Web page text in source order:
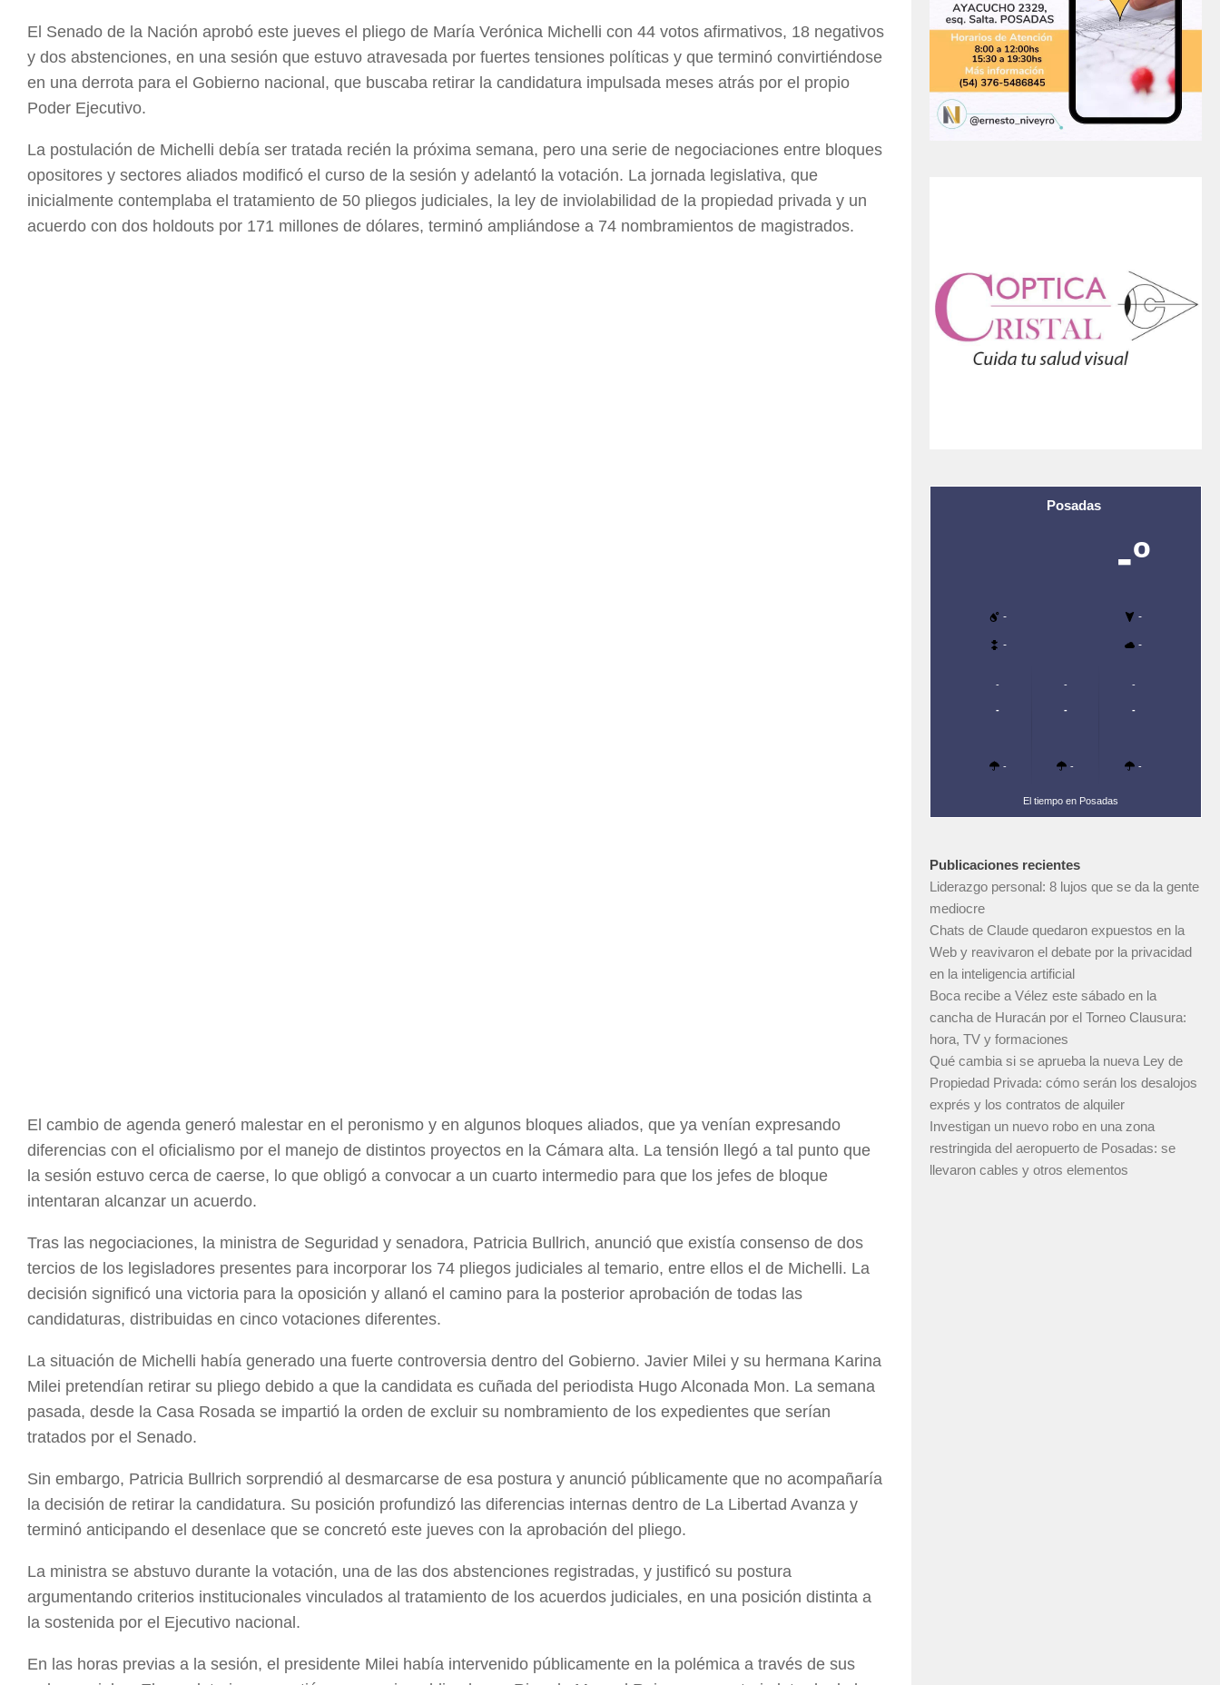
El Senado de la Nación aprobó este jueves el pliego de María Verónica Michelli con 44 votos afirmativos, 18 negativos
y dos abstenciones, en una sesión que estuvo atravesada por fuertes tensiones políticas y que terminó convirtiéndose
en una derrota para el Gobierno nacional, que buscaba retirar la candidatura impulsada meses atrás por el propio
Poder Ejecutivo.
La postulación de Michelli debía ser tratada recién la próxima semana, pero una serie de negociaciones entre bloques
opositores y sectores aliados modificó el curso de la sesión y adelantó la votación. La jornada legislativa, que
inicialmente contemplaba el tratamiento de 50 pliegos judiciales, la ley de inviolabilidad de la propiedad privada y un
acuerdo con dos holdouts por 171 millones de dólares, terminó ampliándose a 74 nombramientos de magistrados.
El cambio de agenda generó malestar en el peronismo y en algunos bloques aliados, que ya venían expresando
diferencias con el oficialismo por el manejo de distintos proyectos en la Cámara alta. La tensión llegó a tal punto que
la sesión estuvo cerca de caerse, lo que obligó a convocar a un cuarto intermedio para que los jefes de bloque
intentaran alcanzar un acuerdo.
Tras las negociaciones, la ministra de Seguridad y senadora, Patricia Bullrich, anunció que existía consenso de dos
tercios de los legisladores presentes para incorporar los 74 pliegos judiciales al temario, entre ellos el de Michelli. La
decisión significó una victoria para la oposición y allanó el camino para la posterior aprobación de todas las
candidaturas, distribuidas en cinco votaciones diferentes.
La situación de Michelli había generado una fuerte controversia dentro del Gobierno. Javier Milei y su hermana Karina
Milei pretendían retirar su pliego debido a que la candidata es cuñada del periodista Hugo Alconada Mon. La semana
pasada, desde la Casa Rosada se impartió la orden de excluir su nombramiento de los expedientes que serían
tratados por el Senado.
Sin embargo, Patricia Bullrich sorprendió al desmarcarse de esa postura y anunció públicamente que no acompañaría
la decisión de retirar la candidatura. Su posición profundizó las diferencias internas dentro de La Libertad Avanza y
terminó anticipando el desenlace que se concretó este jueves con la aprobación del pliego.
La ministra se abstuvo durante la votación, una de las dos abstenciones registradas, y justificó su postura
argumentando criterios institucionales vinculados al tratamiento de los acuerdos judiciales, en una posición distinta a
la sostenida por el Ejecutivo nacional.
En las horas previas a la sesión, el presidente Milei había intervenido públicamente en la polémica a través de sus
Posadas
-º
- -
- -
-
-
-
-
-
-
-
-
-
El tiempo en Posadas
Publicaciones recientes
Liderazgo personal: 8 lujos que se da la gente
mediocre
Chats de Claude quedaron expuestos en la
Web y reavivaron el debate por la privacidad
en la inteligencia artificial
Boca recibe a Vélez este sábado en la
cancha de Huracán por el Torneo Clausura:
hora, TV y formaciones
Qué cambia si se aprueba la nueva Ley de
Propiedad Privada: cómo serán los desalojos
exprés y los contratos de alquiler
Investigan un nuevo robo en una zona
restringida del aeropuerto de Posadas: se
llevaron cables y otros elementos